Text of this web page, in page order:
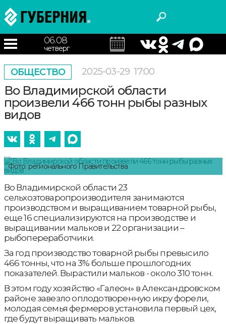
06.08
четверг
ОБЩЕСТВО 2025-03-29 17:00
Во Владимирской области
произвели 466 тонн рыбы разных
видов
Фото: регионального Правительства
Во Владимирской области 23
сельхозтоваропроизводителя занимаются
производством и выращиванием товарной рыбы,
еще 16 специализируются на производстве и
выращивании мальков и 22 организации –
рыбопереработчики.
За год производство товарной рыбы превысило
466 тонны, что на 3% больше прошлогодних
показателей. Вырастили мальков - около 310 тонн.
В этом году хозяйство «Галеон» в Александровском
районе завезло оплодотворенную икру форели,
молодая семья фермеров установила первый цех,
где будут выращивать мальков.